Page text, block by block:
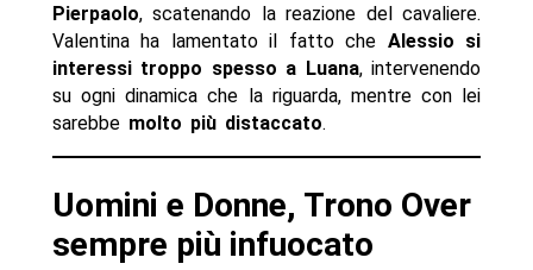
Pierpaolo, scatenando la reazione del cavaliere.
Valentina ha lamentato il fatto che Alessio si
interessi troppo spesso a Luana, intervenendo
su ogni dinamica che la riguarda, mentre con lei
sarebbe molto più distaccato.
Uomini e Donne, Trono Over
sempre più infuocato